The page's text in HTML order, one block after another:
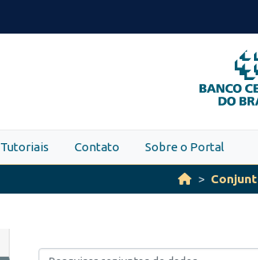
O
Tutoriais Contato Sobre o Portal